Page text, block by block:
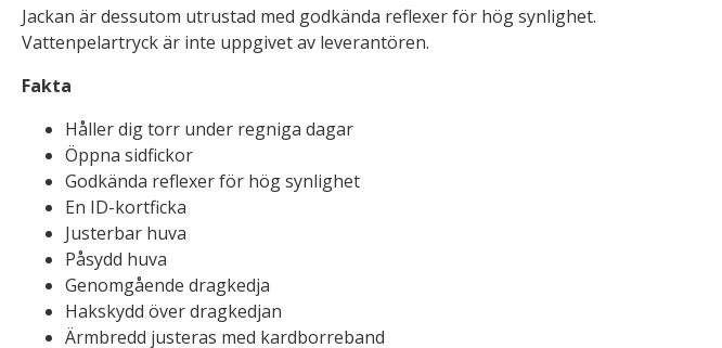
Jackan är dessutom utrustad med godkända reflexer för hög synlighet.
Vattenpelartryck är inte uppgivet av leverantören.
Fakta
Håller dig torr under regniga dagar
Öppna sidfickor
Godkända reflexer för hög synlighet
En ID-kortficka
Justerbar huva
Påsydd huva
Genomgående dragkedja
Hakskydd över dragkedjan
Ärmbredd justeras med kardborreband